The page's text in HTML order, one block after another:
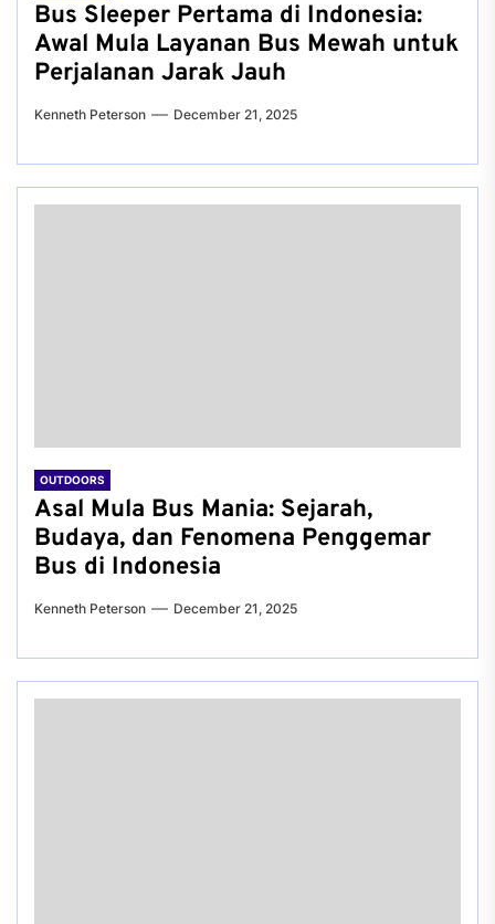
Bus Sleeper Pertama di Indonesia:
Awal Mula Layanan Bus Mewah untuk
Perjalanan Jarak Jauh
Kenneth Peterson December 21, 2025
OUTDOORS
Asal Mula Bus Mania: Sejarah,
Budaya, dan Fenomena Penggemar
Bus di Indonesia
Kenneth Peterson December 21, 2025